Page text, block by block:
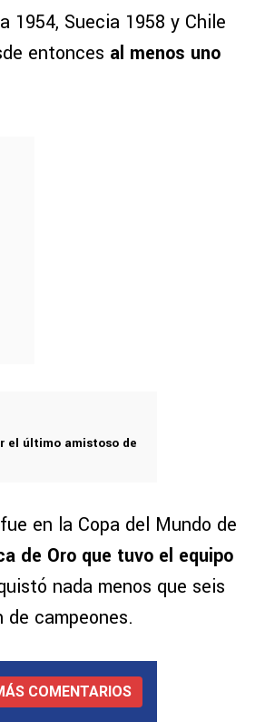
1954, Suecia 1958 y Chile
entonces al menos uno
el último amistoso de
en la Copa del Mundo de
de Oro que tuvo el equipo
nada menos que seis
campeones.
COMENTARIOS